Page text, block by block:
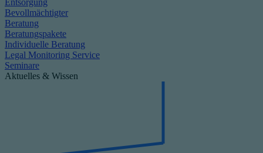
Bevollmächtigter
Beratung
Beratungspakete
Individuelle Beratung
Legal Monitoring Service
Seminare
Aktuelles & Wissen